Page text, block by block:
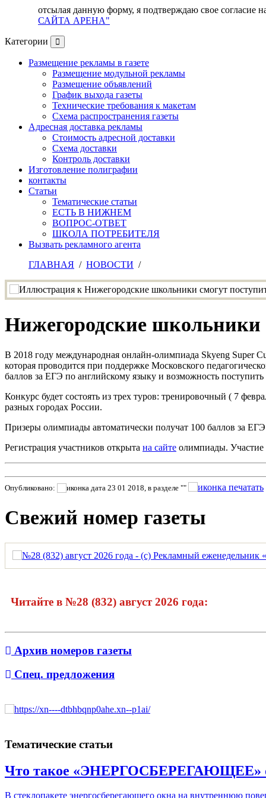
отсылая данную форму, я подтверждаю свое согласие
САЙТА АРЕНА"
Категории
Размещение рекламы в газете
Размещение модульной рекламы
Размещение объявлений
График выхода газеты
Технические требования к макетам
Схема распространения газеты
Адресная доставка рекламы
Стоимость адресной доставки
Схема доставки
Контроль доставки
Изготовление полиграфии
контакты
Статьи
Тематические статьи
ЕСТЬ В НИЖНЕМ
ВОПРОС-ОТВЕТ
ШКОЛА ПОТРЕБИТЕЛЯ
Вызвать рекламного агента
ГЛАВНАЯ / НОВОСТИ /
Нижегородские школьники
В 2018 году международная онлайн-олимпиада Skyeng Super
которая проводится при поддержке Московского
баллов за ЕГЭ по английскому языку и возможность
Конкурс будет состоять из трех туров: тренировочный ( 7
разных городах России.
Призеры олимпиады автоматически получат 100 баллов за
Регистрация участников открыта на сайте олимпиады. Участие
Опубликовано: 23 01 2018, в разделе ""
Свежий номер газеты
Читайте в №28 (832) август 2026 года:
Архив номеров газеты
Спец. предложения
Тематические статьи
Что такое «ЭНЕРГОСБЕРЕГАЮЩЕЕ»
В стеклопакете энергосберегающего окна на внутреннюю